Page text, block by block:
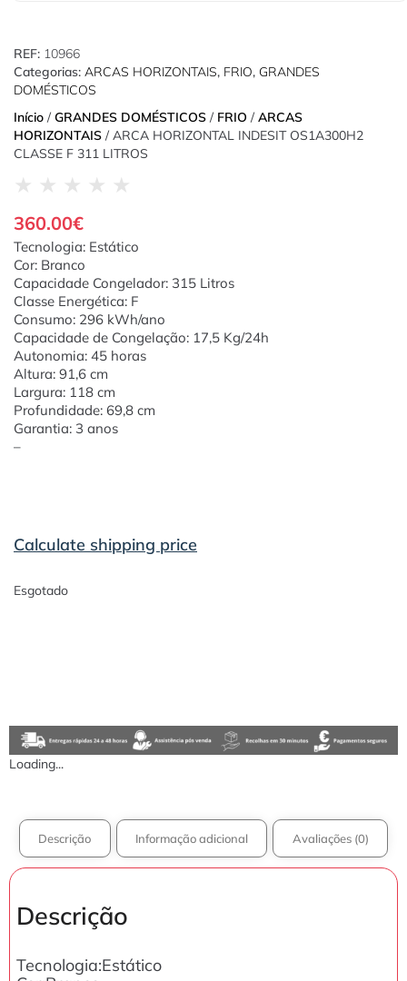
REF: 10966
Categorias: ARCAS HORIZONTAIS, FRIO, GRANDES
DOMÉSTICOS
Início / GRANDES DOMÉSTICOS / FRIO / ARCAS
HORIZONTAIS / ARCA HORIZONTAL INDESIT OS1A300H2
CLASSE F 311 LITROS
★ ★ ★ ★ ★
360.00€
Tecnologia: Estático
Cor: Branco
Capacidade Congelador: 315 Litros
Classe Energética: F
Consumo: 296 kWh/ano
Capacidade de Congelação: 17,5 Kg/24h
Autonomia: 45 horas
Altura: 91,6 cm
Largura: 118 cm
Profundidade: 69,8 cm
Garantia: 3 anos
–
Calculate shipping price
Esgotado
Loading...
Descrição Informação adicional Avaliações (0)
Descrição
Tecnologia:Estático